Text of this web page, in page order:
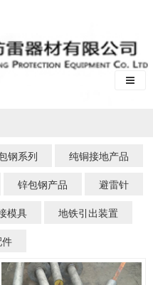
钢系列
纯铜接地产品
锌包钢产品
避雷针
模具
地铁引出装置